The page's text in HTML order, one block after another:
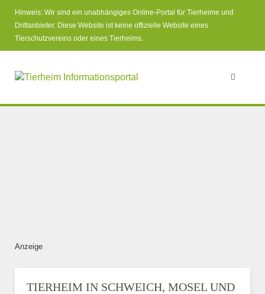
Hinweis: Wir sind ein unabhängiges Online-Portal für Tierheime und
Drittanbieter. Diese Website ist keine offizielle Website eines
Tierschutzvereins oder eines Tierheims.
Anzeige
TIERHEIM IN SCHWEICH, MOSEL UND